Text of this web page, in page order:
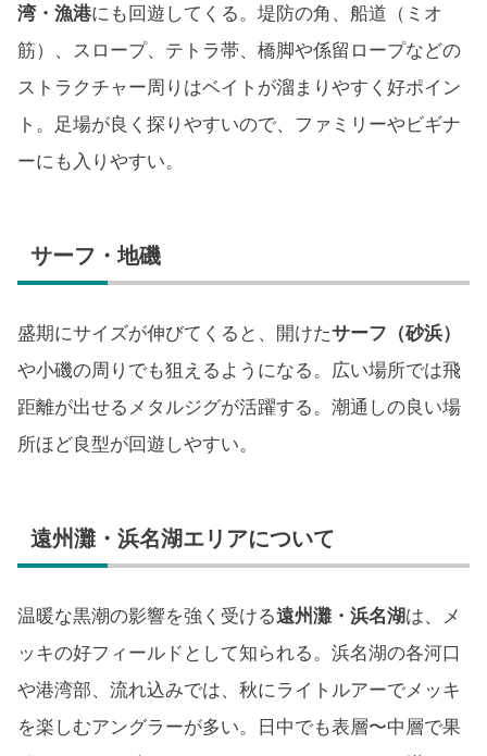
湾・漁港にも回遊してくる。堤防の角、船道（ミオ
筋）、スロープ、テトラ帯、橋脚や係留ロープなどの
ストラクチャー周りはベイトが溜まりやすく好ポイン
ト。足場が良く探りやすいので、ファミリーやビギナ
ーにも入りやすい。
サーフ・地磯
盛期にサイズが伸びてくると、開けたサーフ（砂浜）
や小磯の周りでも狙えるようになる。広い場所では飛
距離が出せるメタルジグが活躍する。潮通しの良い場
所ほど良型が回遊しやすい。
遠州灘・浜名湖エリアについて
温暖な黒潮の影響を強く受ける遠州灘・浜名湖は、メ
ッキの好フィールドとして知られる。浜名湖の各河口
や港湾部、流れ込みでは、秋にライトルアーでメッキ
を楽しむアングラーが多い。日中でも表層〜中層で果